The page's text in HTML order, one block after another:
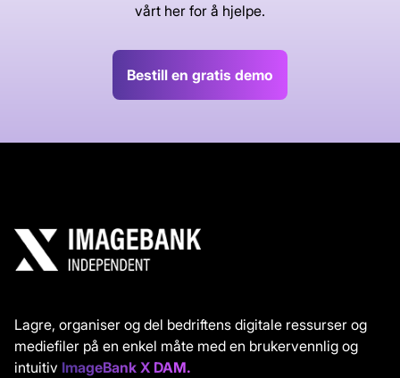
vårt her for å hjelpe.
Bestill en gratis demo
Lagre, organiser og del bedriftens digitale ressurser og
mediefiler på en enkel måte med en brukervennlig og
intuitiv ImageBank X DAM.